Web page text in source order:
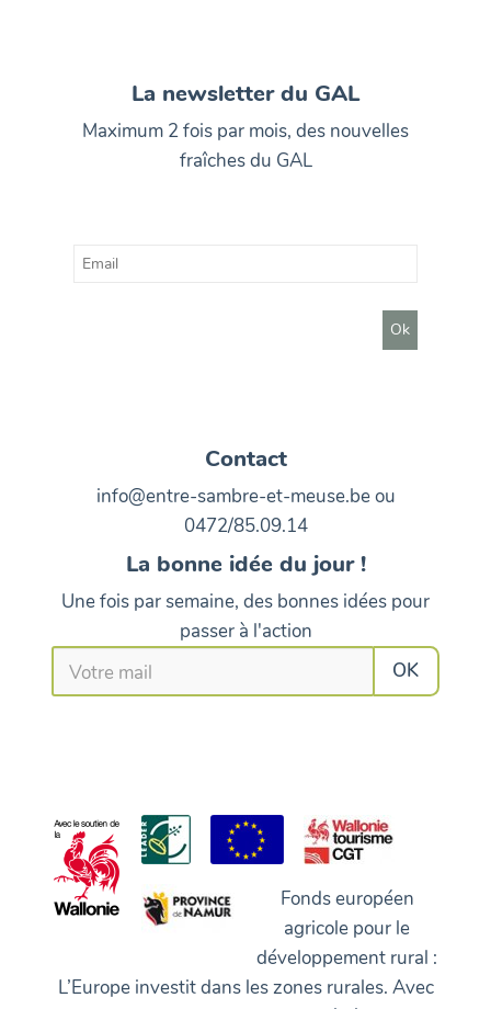
La newsletter du GAL
Maximum 2 fois par mois, des nouvelles
fraîches du GAL
Contact
info@entre-sambre-et-meuse.be ou
0472/85.09.14
La bonne idée du jour !
Une fois par semaine, des bonnes idées pour
passer à l'action
Fonds européen
agricole pour le
développement rural :
L’Europe investit dans les zones rurales. Avec